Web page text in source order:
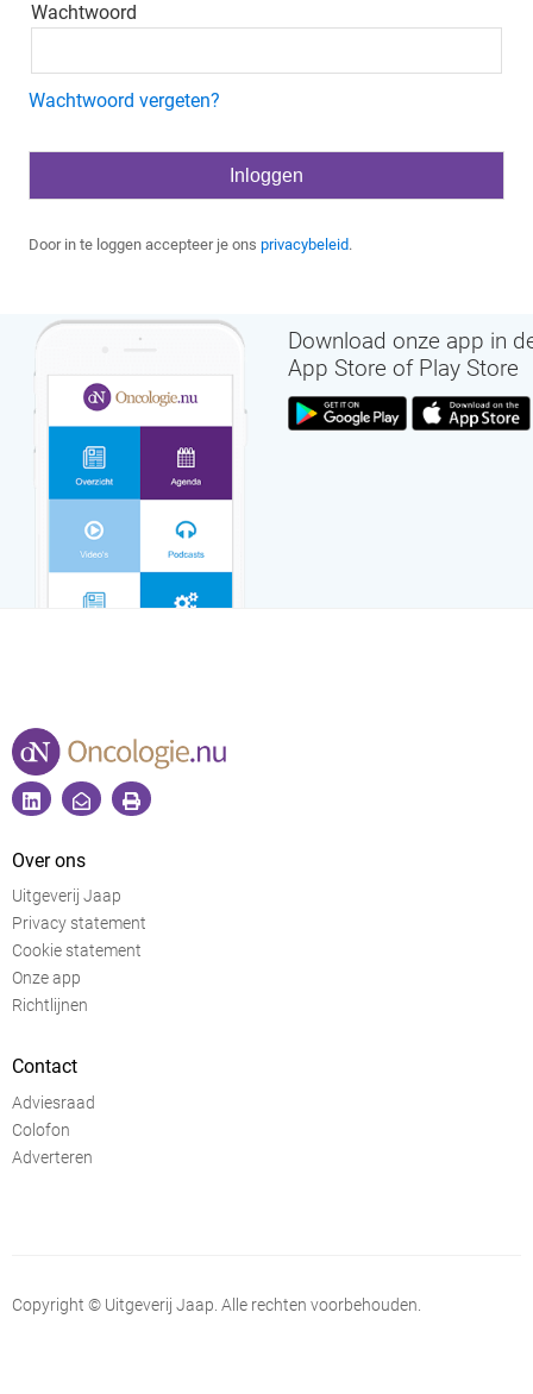
Wachtwoord
Wachtwoord vergeten?
Door in te loggen accepteer je ons privacybeleid.
Download onze app in
App Store of Play Store
Over ons
Uitgeverij Jaap
Privacy statement
Cookie statement
Onze app
Richtlijnen
Contact
Adviesraad
Colofon
Adverteren
Copyright © Uitgeverij Jaap. Alle rechten voorbehouden.